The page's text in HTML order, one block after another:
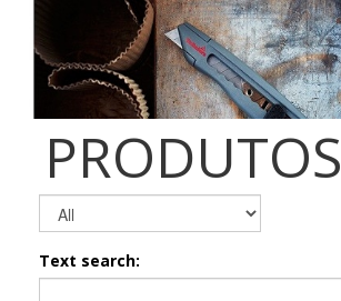
PRODUTOS
Text search: